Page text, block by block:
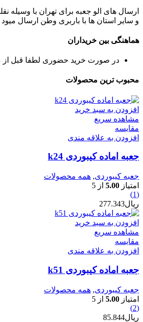
ارسال های الو جعبه برای تهران با وسیله
و سایر استان ها با باربری وطن ارسال میود
هماهنگی بین خریداران
در صورت خرید حضوری لطفا قبل از
محبوب ترین محصولات
افزودن به سبد خرید
مشاهده سریع
مقایسه
افزودن به علاقه مندی
جعبه اماده کیبوردی k24
جعبه کیبوردی, همه محصولات
امتیاز 5.00 از 5
(1)
ریال277.343
افزودن به سبد خرید
مشاهده سریع
مقایسه
افزودن به علاقه مندی
جعبه اماده کیبوردی k51
جعبه کیبوردی, همه محصولات
امتیاز 5.00 از 5
(2)
ریال85.844